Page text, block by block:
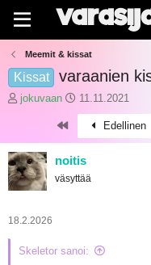
Meemit & kissat
Kissat varaanien
K
k
u
s
t
a
jokuvaan
A
l
i
t
s
ä
11.11.2021
First Edellinen
noitis
väsyttää
18.2.2026
Skeletor sanoi: